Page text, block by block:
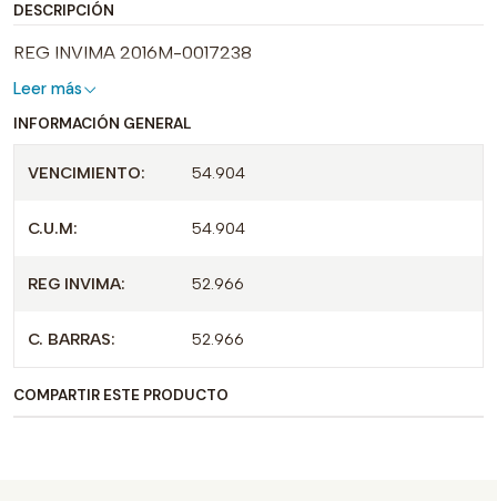
DESCRIPCIÓN
REG INVIMA 2016M-0017238
Leer más
INFORMACIÓN GENERAL
VENCIMIENTO: 54.904
C.U.M: 54.904
REG INVIMA: 52.966
C. BARRAS: 52.966
COMPARTIR ESTE PRODUCTO